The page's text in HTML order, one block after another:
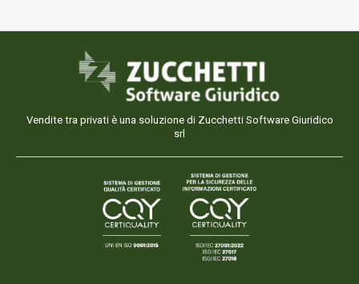
Vendite tra privati è una soluzione di Zucchetti Software Giuridico
srl